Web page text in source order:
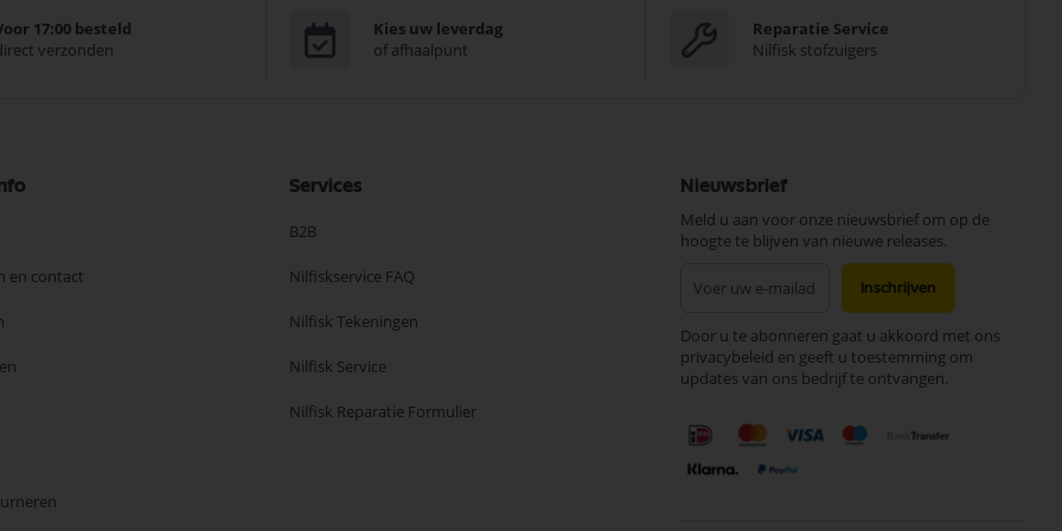
17:00 besteld
verzonden
Kies uw leverdag
of afhaalpunt
Reparatie Service
Nilfisk stofzuigers
en contact
Services
B2B
Nilfiskservice FAQ
Nilfisk Tekeningen
Nilfisk Service
Nilfisk Reparatie Formulier
Nieuwsbrief
Meld u aan voor onze nieuwsbrief om op de
hoogte te blijven van nieuwe releases.
onze
nieuwsbrief
Inschrijven
Door u te abonneren gaat u akkoord met ons
privacybeleid en geeft u toestemming om
updates van ons bedrijf te ontvangen.